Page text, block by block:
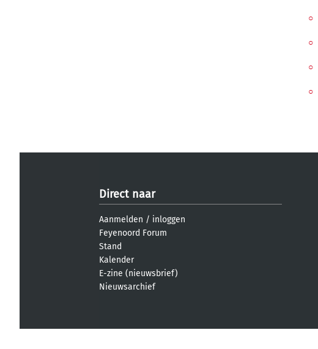
Direct naar
Aanmelden / inloggen
Feyenoord Forum
Stand
Kalender
E-zine (nieuwsbrief)
Nieuwsarchief